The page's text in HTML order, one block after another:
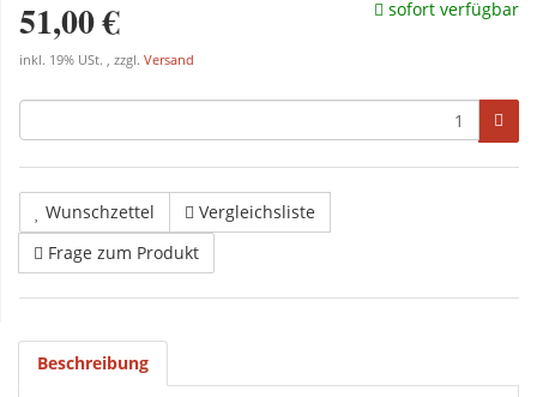
51,00 €
inkl. 19% USt. , zzgl. Versand
sofort verfügbar
Wunschzettel
Vergleichsliste
Frage zum Produkt
Beschreibung